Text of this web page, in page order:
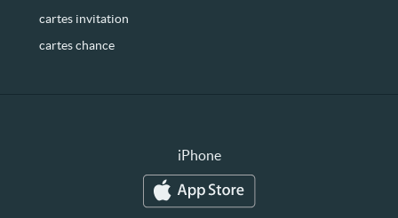
cartes invitation
cartes chance
iPhone